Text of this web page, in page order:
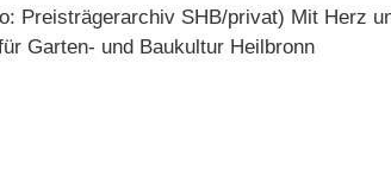
Preisträgerarchiv SHB/privat) Mit Herz
Garten- und Baukultur Heilbronn